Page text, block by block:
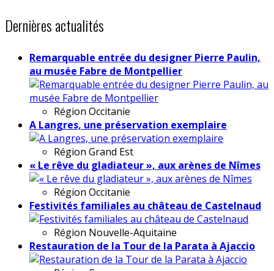
Dernières actualités
Remarquable entrée du designer Pierre Paulin,
au musée Fabre de Montpellier
Région Occitanie
A Langres, une préservation exemplaire
Région Grand Est
« Le rêve du gladiateur », aux arènes de Nîmes
Région Occitanie
Festivités familiales au château de Castelnaud
Région Nouvelle-Aquitaine
Restauration de la Tour de la Parata à Ajaccio